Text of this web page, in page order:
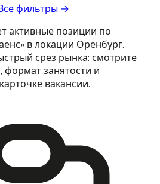
фильтры →
активные позиции по
в локации Оренбург.
срез рынка: смотрите
формат занятости и
вакансии.